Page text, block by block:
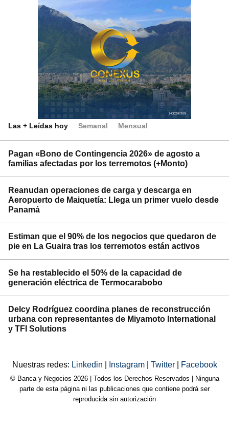
Las + Leídas hoy Semanal Mensual
Pagan «Bono de Contingencia 2026» de agosto a
familias afectadas por los terremotos (+Monto)
Reanudan operaciones de carga y descarga en
Aeropuerto de Maiquetía: Llega un primer vuelo desde
Panamá
Estiman que el 90% de los negocios que quedaron de
pie en La Guaira tras los terremotos están activos
Se ha restablecido el 50% de la capacidad de
generación eléctrica de Termocarabobo
Delcy Rodríguez coordina planes de reconstrucción
urbana con representantes de Miyamoto International
y TFI Solutions
Nuestras redes: Linkedin Instagram Twitter Facebook
© Banca y Negocios 2026 | Todos los Derechos Reservados | Ninguna
parte de esta página ni las publicaciones que contiene podrá ser
reproducida sin autorización